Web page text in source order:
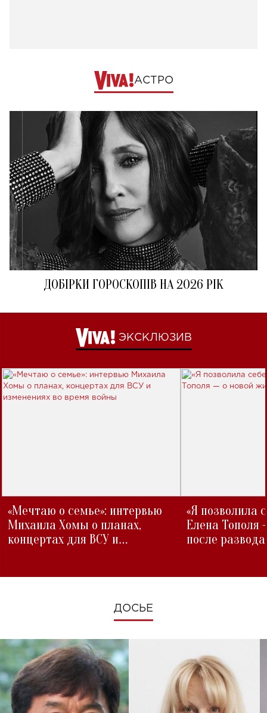
АСТРО
ДОБІРКИ ГОРОСКОПІВ НА 2026 РІК
ЭКСКЛЮЗИВ
«Мечтаю о семье»: интервью
Михаила Хомы о планах,
концертах для ВСУ и
«Я позволила
Елена Тополя
после развода
ДОСЬЕ